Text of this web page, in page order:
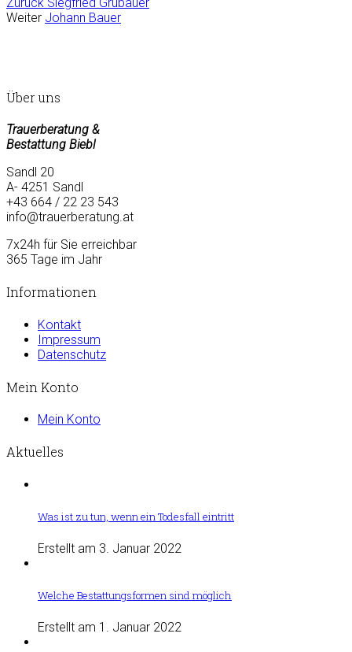
Weiter Johann Bauer
Über uns
Trauerberatung &
Bestattung Biebl
Sandl 20
A- 4251 Sandl
+43 664 / 22 23 543
info@trauerberatung.at
7x24h für Sie erreichbar
365 Tage im Jahr
Informationen
Kontakt
Impressum
Datenschutz
Mein Konto
Mein Konto
Aktuelles
Was ist zu tun, wenn ein Todesfall eintritt
Erstellt am 3. Januar 2022
Welche Bestattungsformen sind möglich
Erstellt am 1. Januar 2022